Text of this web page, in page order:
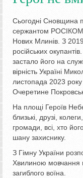
Сьогодні Сновщина
сержантом
Нових Млинів. З 2019
російських
застало його на
вірність Україні
листопада 2023
Очеретине
На площі Героїв
близькі, друзі,
громади, всі, хто
шану захиснику.
З Гімну України
Хвилиною мовчання
загиблого воїна.